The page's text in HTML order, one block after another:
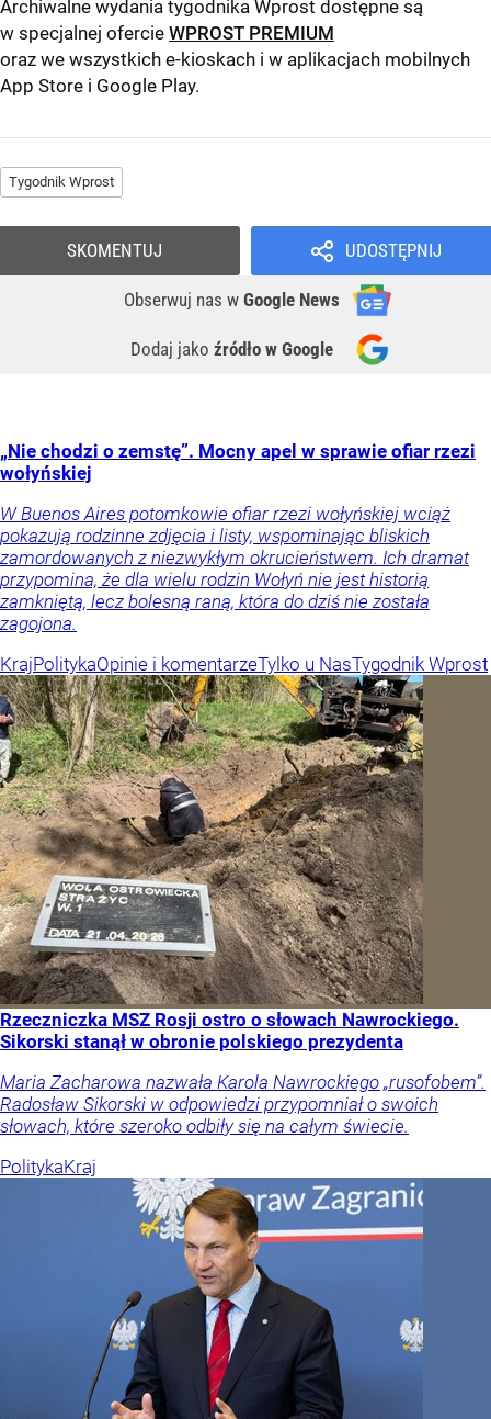
Archiwalne wydania tygodnika Wprost dostępne są
w specjalnej ofercie WPROST PREMIUM
oraz we wszystkich e-kioskach i w aplikacjach mobilnych
App Store i Google Play.
Tygodnik Wprost
UDOSTĘPNIJ
Obserwuj nas w Google News
Dodaj jako źródło w Google
SKOMENTUJ
„Nie chodzi o zemstę”. Mocny apel w sprawie ofiar rzezi
wołyńskiej
W Buenos Aires potomkowie ofiar rzezi wołyńskiej wciąż
pokazują rodzinne zdjęcia i listy, wspominając bliskich
zamordowanych z niezwykłym okrucieństwem. Ich dramat
przypomina, że dla wielu rodzin Wołyń nie jest historią
zamkniętą, lecz bolesną raną, która do dziś nie została
zagojona.
KrajPolitykaOpinie i komentarzeTylko u NasTygodnik Wprost
Rzeczniczka MSZ Rosji ostro o słowach Nawrockiego.
Sikorski stanął w obronie polskiego prezydenta
Maria Zacharowa nazwała Karola Nawrockiego „rusofobem”.
Radosław Sikorski w odpowiedzi przypomniał o swoich
słowach, które szeroko odbiły się na całym świecie.
PolitykaKraj